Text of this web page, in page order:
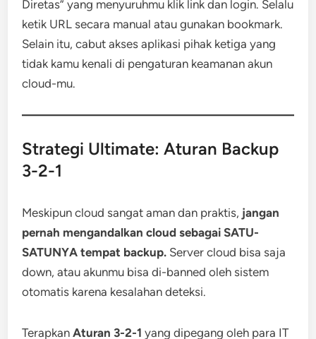
Diretas” yang menyuruhmu klik link dan login. Selalu
ketik URL secara manual atau gunakan bookmark.
Selain itu, cabut akses aplikasi pihak ketiga yang
tidak kamu kenali di pengaturan keamanan akun
cloud-mu.
Strategi Ultimate: Aturan Backup
3-2-1
Meskipun cloud sangat aman dan praktis, jangan
pernah mengandalkan cloud sebagai SATU-
SATUNYA tempat backup. Server cloud bisa saja
down, atau akunmu bisa di-banned oleh sistem
otomatis karena kesalahan deteksi.
TerapkanAturan 3-2-1 yang dipegang oleh para IT